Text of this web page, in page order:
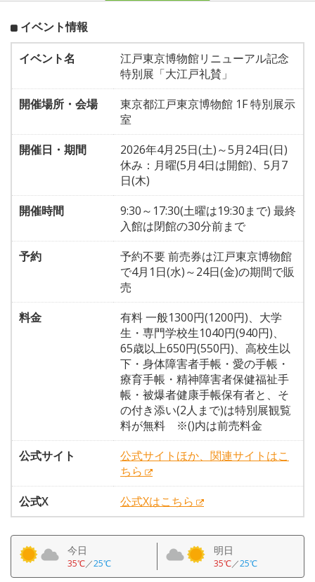
イベント情報
イベント名
江戸東京博物館リニューアル記念
特別展「大江戸礼賛」
開催場所・会場
東京都江戸東京博物館 1F 特別展示
室
開催日・期間
2026年4月25日(土)～5月24日(日)
休み：月曜(5月4日は開館)、5月7
日(木)
開催時間
9:30～17:30(土曜は19:30まで) 最終
入館は閉館の30分前まで
予約
予約不要 前売券は江戸東京博物館
で4月1日(水)～24日(金)の期間で販
売
料金
有料 一般1300円(1200円)、大学
生・専門学校生1040円(940円)、
65歳以上650円(550円)、高校生以
下・身体障害者手帳・愛の手帳・
療育手帳・精神障害者保健福祉手
帳・被爆者健康手帳保有者と、そ
の付き添い(2人まで)は特別展観覧
料が無料 ※()内は前売料金
公式サイト
公式サイトほか、関連サイトはこ
ちら
公式X
公式Xはこちら
今日
35℃／25℃
明日
35℃／25℃